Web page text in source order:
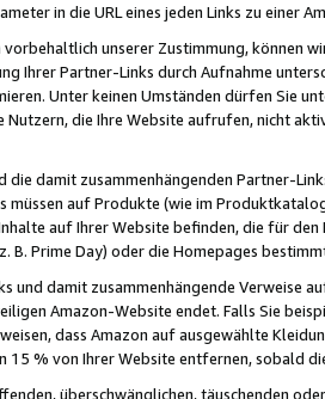
in die URL eines jeden Links zu einer
vorbehaltlich unserer Zustimmung, können
Ihrer Partner-Links durch Aufnahme
Unter keinen Umständen dürfen Sie
Nutzern, die Ihre Website aufrufen, nicht
die damit zusammenhängenden Partner-
müssen auf Produkte (wie im
auf Ihrer Website befinden, die für
B. Prime Day) oder die Homepages
und damit zusammenhängende
Amazon-Website endet. Falls Sie
dass Amazon auf ausgewählte
15 % von Ihrer Website entfernen, sobald
überschwänglichen, täuschenden